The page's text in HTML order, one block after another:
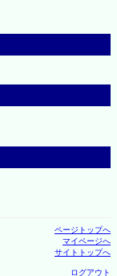
ページトップへ
マイページへ
サイトトップへ
ログアウト